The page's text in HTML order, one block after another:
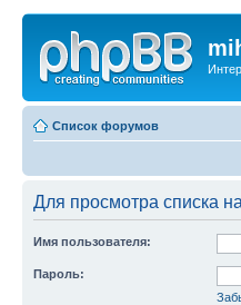
Список форумов
Для просмотра списка
Имя пользователя:
Пароль: